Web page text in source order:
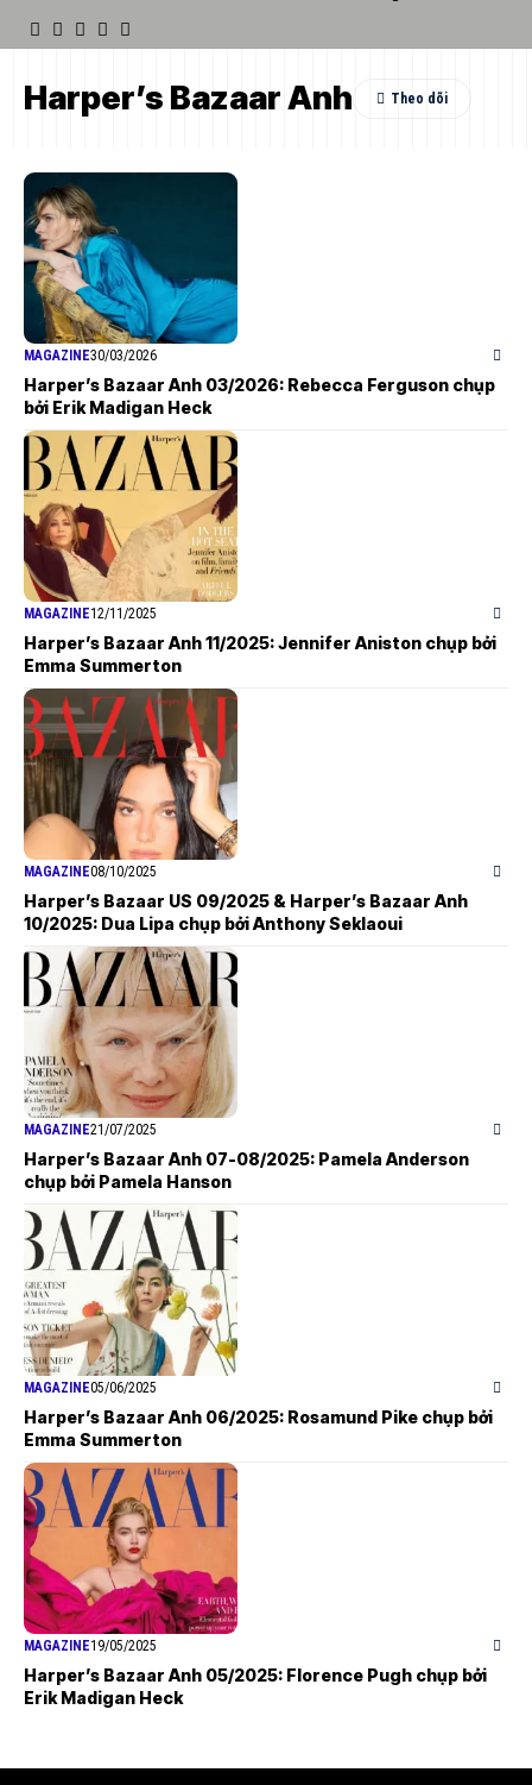
Harper’s Bazaar Anh
MAGAZINE30/03/2026
Harper’s Bazaar Anh 03/2026: Rebecca Ferguson chụp
bởi Erik Madigan Heck
MAGAZINE12/11/2025
Harper’s Bazaar Anh 11/2025: Jennifer Aniston chụp bởi
Emma Summerton
MAGAZINE08/10/2025
Harper’s Bazaar US 09/2025 & Harper’s Bazaar Anh
10/2025: Dua Lipa chụp bởi Anthony Seklaoui
MAGAZINE21/07/2025
Harper’s Bazaar Anh 07-08/2025: Pamela Anderson
chụp bởi Pamela Hanson
MAGAZINE05/06/2025
Harper’s Bazaar Anh 06/2025: Rosamund Pike chụp bởi
Emma Summerton
MAGAZINE19/05/2025
Harper’s Bazaar Anh 05/2025: Florence Pugh chụp bởi
Erik Madigan Heck